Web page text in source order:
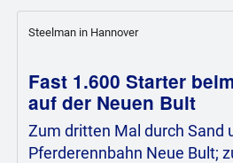
Steelman in Hannover
Fast 1.600 Starter
auf der Neuen Bult
Zum dritten Mal durch Sand
Pferderennbahn Neue Bult;